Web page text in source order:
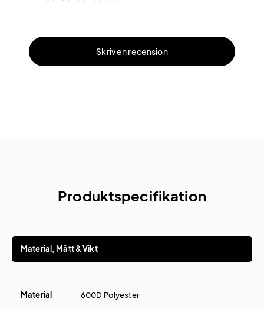
Skriv en recension
Produktspecifikation
Material, Mått & Vikt
Material 600D Polyester